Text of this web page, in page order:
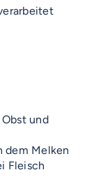
und
dem Melken
Fleisch